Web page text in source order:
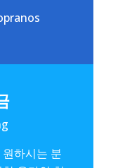
하시는 분